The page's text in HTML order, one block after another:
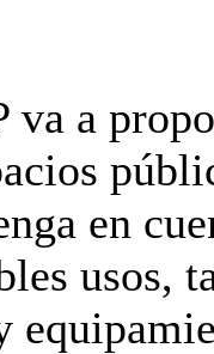
va a
en
usos,